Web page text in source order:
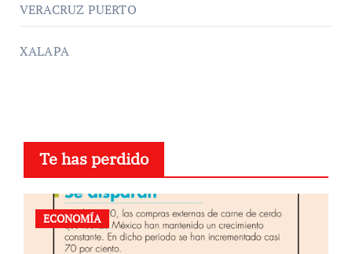
VERACRUZ PUERTO
XALAPA
Te has perdido
ECONOMÍA